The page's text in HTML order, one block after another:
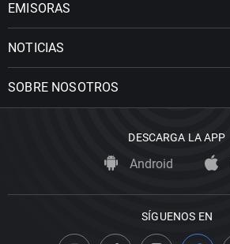
EMISORAS
NOTICIAS
SOBRE NOSOTROS
DESCARGA LA APP
Android
SÍGUENOS EN